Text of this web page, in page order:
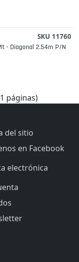
SKU 11760
- Diagonal 2.54m P/n
páginas)
del sitio
en Facebook
electrónica